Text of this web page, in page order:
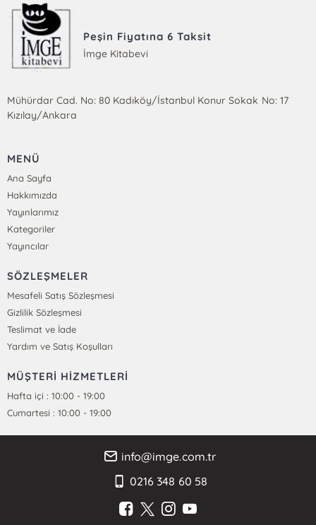
Peşin Fiyatına 6 Taksit
İmge Kitabevi
Mühürdar Cad. No: 80 Kadıköy/İstanbul Konur Sokak No: 17
Kızılay/Ankara
MENÜ
Ana Sayfa
Hakkımızda
Yayınlarımız
Kategoriler
Yayıncılar
SÖZLEŞMELER
Mesafeli Satış Sözleşmesi
Gizlilik Sözleşmesi
Teslimat ve İade
Yardım ve Satış Koşulları
MÜŞTERİ HİZMETLERİ
Hafta içi : 10:00 - 19:00
Cumartesi : 10:00 - 19:00
info@imge.com.tr
0216 348 60 58